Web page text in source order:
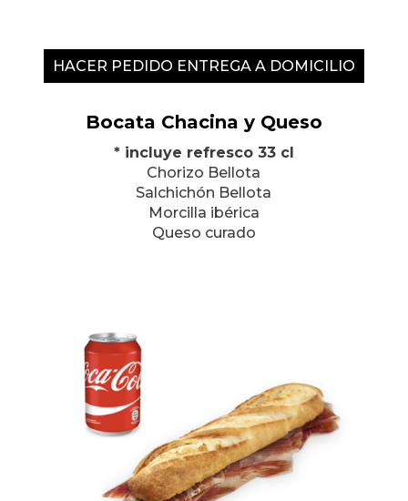
HACER PEDIDO ENTREGA A DOMICILIO
Bocata Chacina y Queso
* incluye refresco 33 cl
Chorizo Bellota
Salchichón Bellota
Morcilla ibérica
Queso curado